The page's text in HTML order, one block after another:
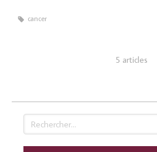
cancer
5 articles
Rechercher